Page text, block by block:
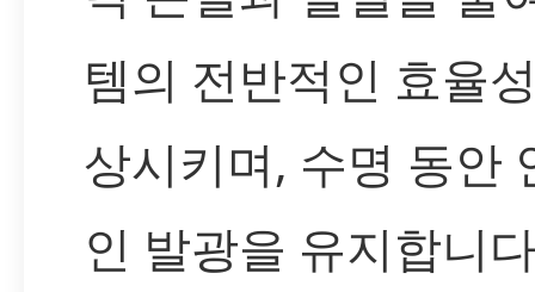
템의 전반적인 효율
상시키며, 수명 동안
인 발광을 유지합니